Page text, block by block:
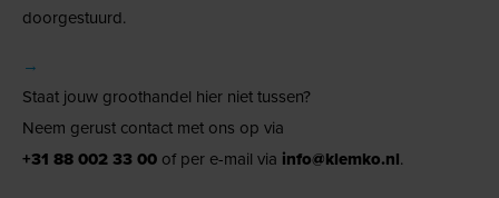
doorgestuurd.
→
Staat jouw groothandel hier niet tussen?
Neem gerust contact met ons op via
+31 88 002 33 00 of per e-mail via info@klemko.nl.